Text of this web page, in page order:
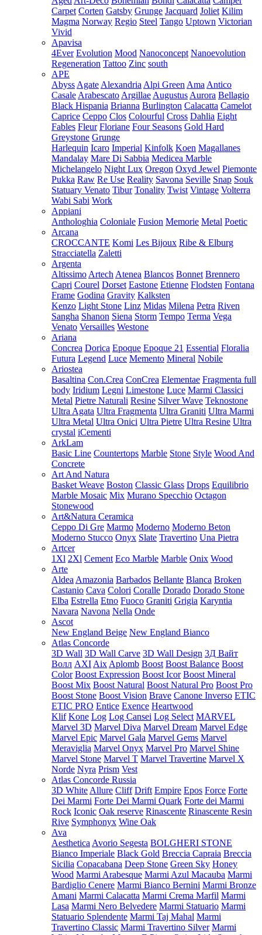
Carpet Corten Gatsby Grunge Jacquard Joliet Kilim
Magma Norway Regio Steel Tango Uptown Victorian
Vivid
Apavisa
4Ever Evolution Mood Nanoconcept Nanoevolution
Regeneration Tattoo Zinc south
APE
Abyss Agate Alexandria Alpi Green Ama Antico
Casale Arabescato Argillae Augustus Aurora Bellagio
Black Hispania Brianna Burlington Calacatta Camelot
Caprice Ceppo Clos Colourful Cross Dahlia Eight
Fables Fleur Floriane Four Seasons Gold Hard
Greystone Grunge
Harlequin Icaro Imperial Kinfolk Koen Magallanes
Mandalay Mare Di Sabbia Medicea Marble
Michelangelo Night Lux Oregon Oxyd Jewel Piemonte
Pukka Raw Re Use Reality Savona Seville Snap Souk
Statuary Venato Tibur Tonality Twist Vintage Volterra
Wabi Sabi Work
Appiani
Anthologhia Coloniale Fusion Memorie Metal Poetic
Arcana
CROCCANTE Komi Les Bijoux Ribe & Elburg
Stracciatella Zaletti
Argenta
Altissimo Artech Atenea Blancos Bonnet Brennero
Capri Courel Dorset Eastone Etienne Flodsten Fontana
Frame Godina Gravity Kalksten
Kenzo Light Stone Linz Midas Milena Petra Riven
Sangha Shanon Siena Storm Tempo Terma Vega
Venato Versailles Westone
Ariana
Concrea Dorica Epoque Epoque 21 Essential Floralia
Futura Legend Luce Memento Mineral Nobile
Ariostea
Basaltina Con.Crea ConCrea Elementae Fragmenta full
body Iridium Legni Limestone Luce Marmi Classici
Metal Pietre Naturali Resine Silver Wave Teknostone
Ultra Agata Ultra Fragmenta Ultra Graniti Ultra Marmi
Ultra Metal Ultra Onici Ultra Pietre Ultra Resine Ultra
crystal iCementi
ArkLam
Basic Line Countertops Marble Stone Style Wood And
Concrete
Art And Natura
Basket Weave Boston Classic Glass Drops Equilibrio
Marble Mosaic Mix Murano Specchio Octagon
Stonewood
Art&Natura Ceramica
Ceppo Di Gre Marmo Moderno Moderno Beton
Moderno Stucco Onyx Slate Travertino Una Pietra
Artcer
1Xl 2Xl Cement Eco Marble Marble Onix Wood
Arte
Aldea Amazonia Barbados Bellante Blanca Broken
Castanio Cava Colori Coralle Dorado Dorado Stone
Elba Estrella Etno Fuoco Graniti Grigia Karyntia
Navara Navona Nella Onde
Ascot
New England Beige New England Bianco
Atlas Concorde
3D Wall 3D Wall Carve 3D Wall Design 3Д Вайт
Волл AXI Aix Aplomb Boost Boost Balance Boost
Color Boost Expression Boost Icor Boost Mineral
Boost Mix Boost Natural Boost Natural Pro Boost Pro
Boost Stone Boost Vision Brave Canone Inverso ETIC
ETIC PRO Entice Exence Heartwood
Klif Kone Log Log Cansei Log Select MARVEL
Marvel 3D Marvel Diva Marvel Dream Marvel Edge
Marvel Epic Marvel Gala Marvel Gems Marvel
Meraviglia Marvel Onyx Marvel Pro Marvel Shine
Marvel Stone Marvel T Marvel Travertine Marvel X
Norde Nyra Prism Vest
Atlas Concorde Russia
3D White Allure Cliff Drift Empire Epos Force Forte
Dei Marmi Forte Dei Marmi Quark Forte dei Marmi
Rock Iconic Oak reserve Rinascente Rinascente Resin
Rive Symphonyx Wine Oak
Ava
Aesthetica Avorio Segesta BOLGHERI STONE
Bianco Imperiale Black Gold Breccia Capraia Breccia
Sicilia Copacabana Deep Stone Green Sky Honey
Wood Marmi Arabesque Marmi Azul Macauba Marmi
Bardiglio Cenere Marmi Bianco Bernini Marmi Bronze
Amani Marmi Calacatta Marmi Crema Marfil Marmi
Lasa Marmi Nero Belvedere Marmi Statuario Marmi
Statuario Splendente Marmi Taj Mahal Marmi
Travertino Classic Marmi Travertino Silver Marmi